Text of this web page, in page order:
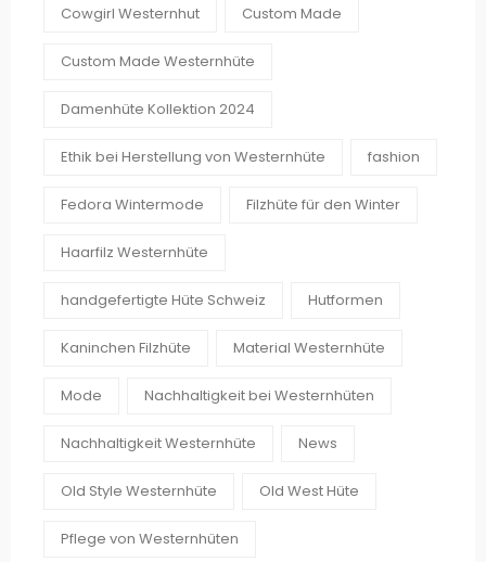
Cowgirl Westernhut Custom Made
Custom Made Westernhüte
Damenhüte Kollektion 2024
Ethik bei Herstellung von Westernhüte fashion
Fedora Wintermode Filzhüte für den Winter
Haarfilz Westernhüte
handgefertigte Hüte Schweiz Hutformen
Kaninchen Filzhüte Material Westernhüte
Mode Nachhaltigkeit bei Westernhüten
Nachhaltigkeit Westernhüte News
Old Style Westernhüte Old West Hüte
Pflege von Westernhüten